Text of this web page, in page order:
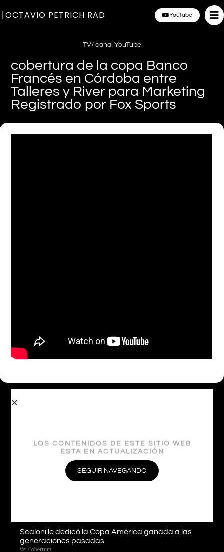
OCTAVIO PETRICH RAD Youtube
TV/ canal YouTube
cobertura de la copa Banco
Francés en Córdoba entre
Talleres y River para Marketing
Registrado por Fox Sports
juego en el debut de la Copa América 2021
Scaloni le dedicó la Copa América ganada a las
generaciones pasadas
Ver Cobertura
LOS CONTENIDOS DE ESTE SITIO WEB
ESTA EN ACTUALIZACIÓN
SEGUIR NAVEGANDO